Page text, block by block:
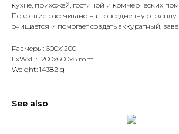
кухне, прихожей, гостиной и коммерческих
Покрытие рассчитано на повседневную
очищается и помогает создать аккуратный,
Размеры: 600x1200
LxWxH: 1200x600x8 mm
Weight: 14382 g
See also